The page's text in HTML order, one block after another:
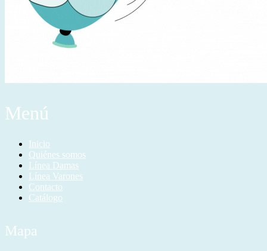
Menú
Inicio
Quiénes somos
Línea Damas
Línea Varones
Contacto
Catálogo
Mapa